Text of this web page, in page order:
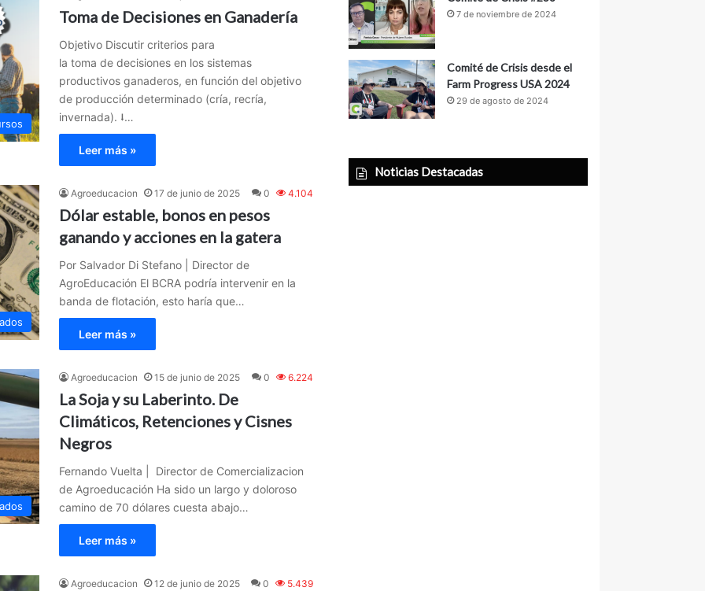
Toma de Decisiones en Ganadería
Objetivo Discutir criterios para
la toma de decisiones en los sistemas
productivos ganaderos, en función del objetivo
de producción determinado (cría, recría,
invernada). ⭣…
Leer más »
Agroeducacion 17 de junio de 2025 0 4.104
Dólar estable, bonos en pesos
ganando y acciones en la gatera
Por Salvador Di Stefano | Director de
AgroEducación El BCRA podría intervenir en la
banda de flotación, esto haría que…
Leer más »
Agroeducacion 15 de junio de 2025 0 6.224
La Soja y su Laberinto. De
Climáticos, Retenciones y Cisnes
Negros
Fernando Vuelta | Director de Comercializacion
de Agroeducación Ha sido un largo y doloroso
camino de 70 dólares cuesta abajo…
Leer más »
Agroeducacion 12 de junio de 2025 0 5.439
7 de noviembre de 2024
Comité de Crisis desde el
Farm Progress USA 2024
29 de agosto de 2024
Noticias Destacadas